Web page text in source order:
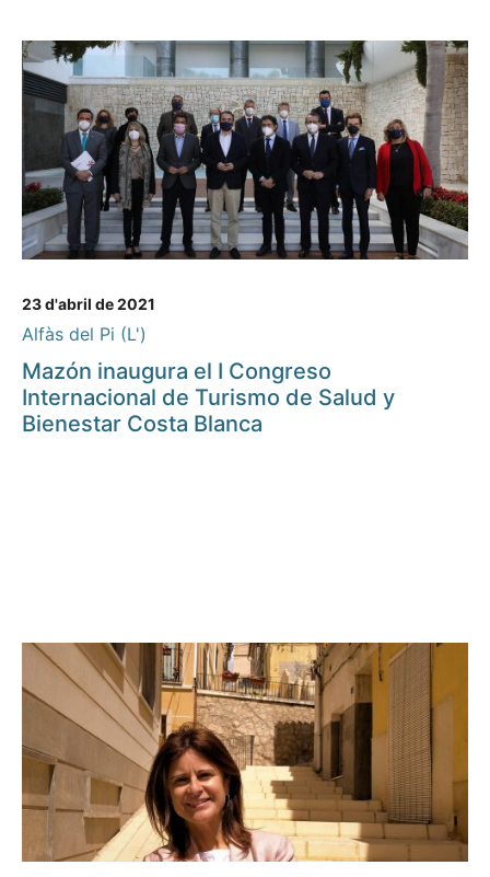
23 d'abril de 2021
Alfàs del Pi (L')
Mazón inaugura el I Congreso
Internacional de Turismo de Salud y
Bienestar Costa Blanca